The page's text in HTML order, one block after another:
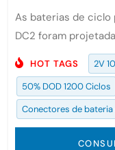
As baterias de ciclo
DC2 foram
HOT TAGS
2V
50% DOD 1200 Ciclos
Conectores de bateria